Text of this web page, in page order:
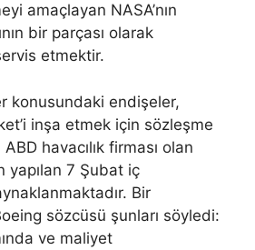
amaçlayan NASA’nın
bir parçası olarak
etmektir.
konusundaki endişeler,
inşa etmek için sözleşme
havacılık firması olan
yapılan 7 Şubat iç
Bir
sözcüsü şunları söyledi:
ve maliyet